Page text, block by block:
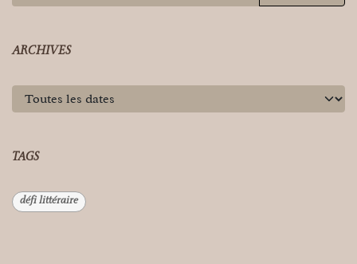
ARCHIVES
TAGS
défi littéraire